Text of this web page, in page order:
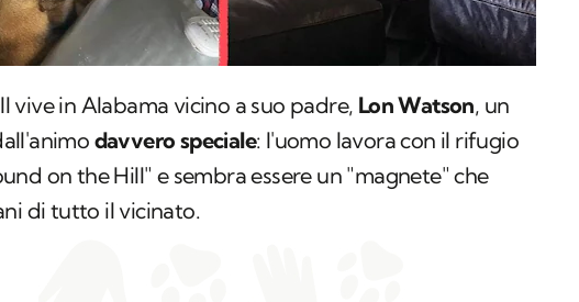
vive in Alabama vicino a suo padre, Lon Watson, un
davvero speciale: l'uomo lavora con il rifugio
on the Hill" e sembra essere un "magnete" che
di tutto il vicinato.